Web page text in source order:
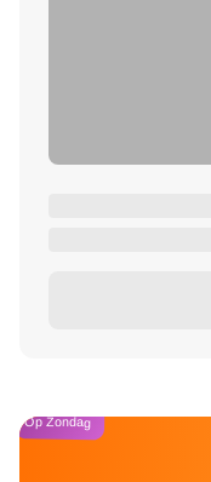
Op Zondag